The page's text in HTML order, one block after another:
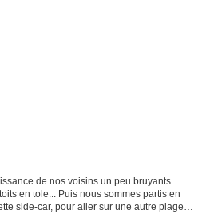
de nos voisins un peu bruyants
en tole... Puis nous sommes partis en
side-car, pour aller sur une autre plage